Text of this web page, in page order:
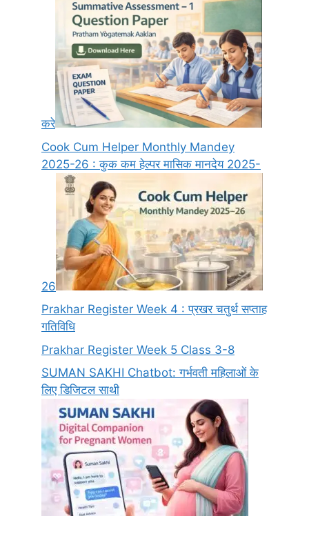
करे
Cook Cum Helper Monthly Mandey
2025-26 : कुक कम हेल्पर मासिक मानदेय 2025-
26
Prakhar Register Week 4 : प्रखर चतुर्थ सप्ताह
गतिविधि
Prakhar Register Week 5 Class 3-8
SUMAN SAKHI Chatbot: गर्भवती महिलाओं के
लिए डिजिटल साथी